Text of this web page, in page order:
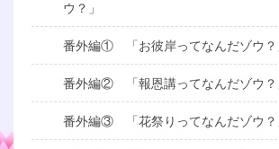
ウ？」
番外編① 「お彼岸ってなんだゾウ？
番外編② 「報恩講ってなんだゾウ？
番外編③ 「花祭りってなんだゾウ？